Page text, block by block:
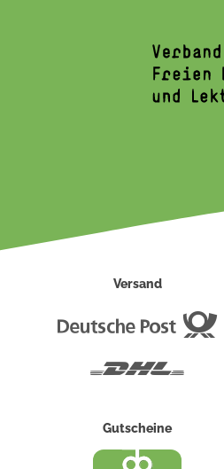
Versand
Gutscheine